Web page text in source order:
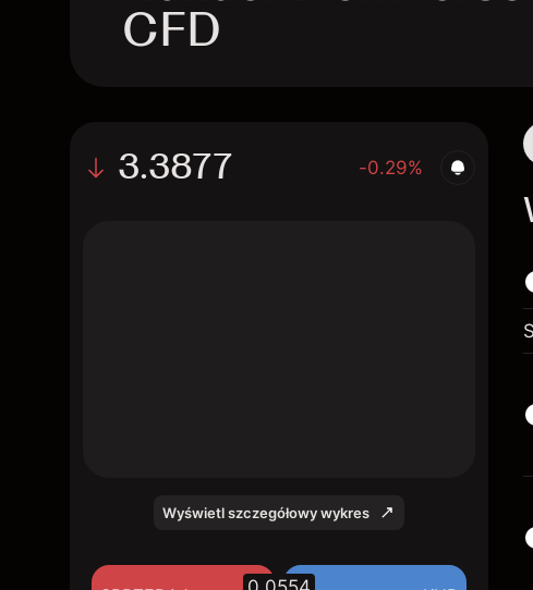
CFD
3.3877 -0.29%
Wyświetl szczegółowy wykres